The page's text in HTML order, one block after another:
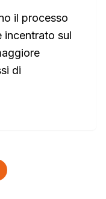
il processo
incentrato sul
di